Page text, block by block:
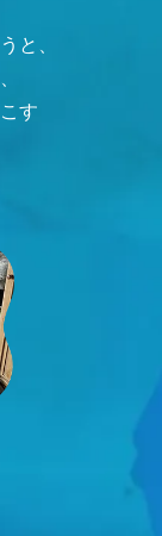
と、
す